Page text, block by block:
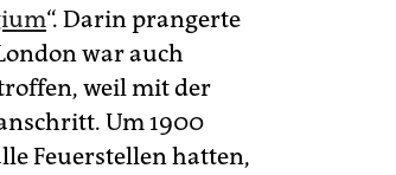
“. Darin prangerte
war auch
weil mit der
Um 1900
Feuerstellen hatten,